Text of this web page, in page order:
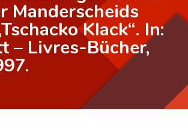
Manderscheids
Klack“. In:
– Livres-Bücher,